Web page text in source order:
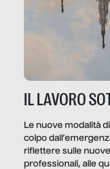
IL LAVORO
Le nuove modalità
colpo
riflettere sulle
professionali, alle